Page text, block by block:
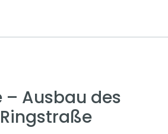
– Ausbau des